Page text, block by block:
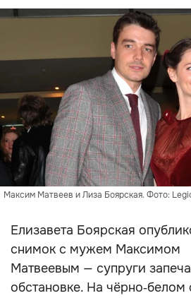
Максим Матвеев и Лиза Боярская. Фото:
Елизавета Боярская
снимок с мужем Максимом
Матвеевым — супруги
обстановке. На чёрно‑белом